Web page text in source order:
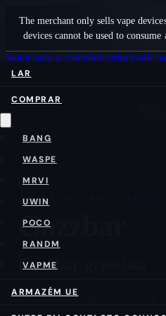
The merchant only sells vape
devices cannot be used to consume
Saltar para o conteúdo principalIr
LAR
COMPRAR
BANG
WASPE
MRVI
UWIN
POCO
RANDM
VAPME
ARMAZÉM UE
Início/pt/
CATÁLOGO RICO VAPE
Gazzbar
Gazzbar grossista
Veja produtos vape Gazzbar na